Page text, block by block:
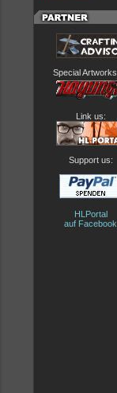
Special
Link us:
Support us:
HLPortal
auf Facebook